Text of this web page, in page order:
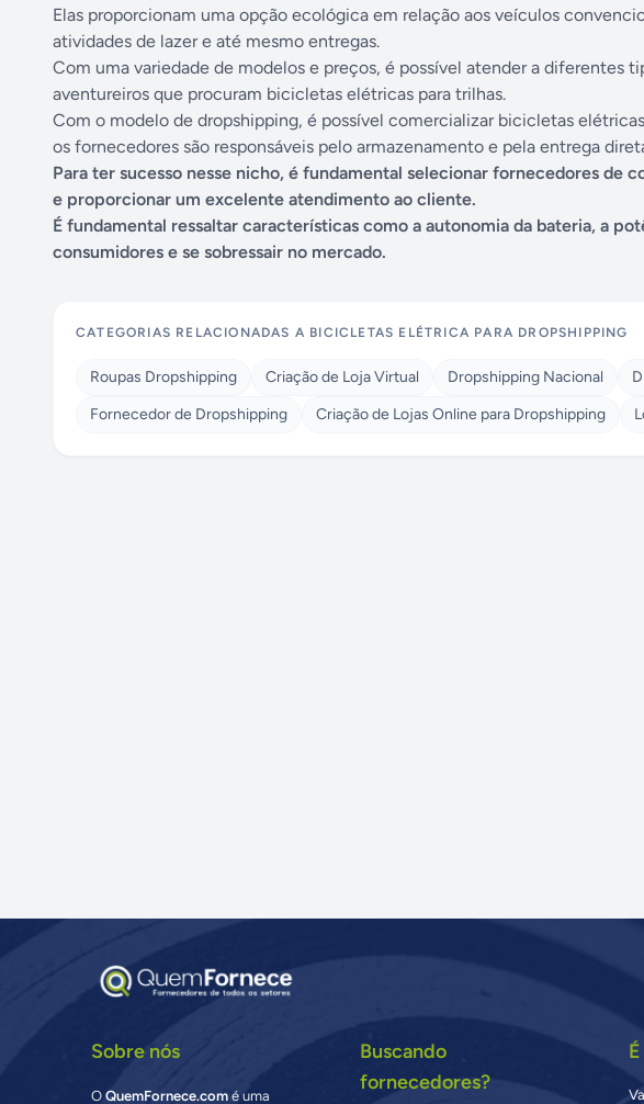
Elas proporcionam uma opção ecológica em relação aos veículos
atividades de lazer e até mesmo entregas.
Com uma variedade de modelos e preços, é possível atender a diferentes
aventureiros que procuram bicicletas elétricas para trilhas.
Com o modelo de dropshipping, é possível comercializar bicicletas
os fornecedores são responsáveis pelo armazenamento e pela entrega
Para ter sucesso nesse nicho, é fundamental selecionar fornecedores de
e proporcionar um excelente atendimento ao cliente.
É fundamental ressaltar características como a autonomia da bateria, a
consumidores e se sobressair no mercado.
CATEGORIAS RELACIONADAS A BICICLETAS ELÉTRICA PARA DROPSHIPPING
Roupas Dropshipping Criação de Loja Virtual Dropshipping Nacional
Fornecedor de Dropshipping
Criação de Lojas Online para Dropshipping
Sobre nós
OQuemFornece.com é uma
Buscando
fornecedores?